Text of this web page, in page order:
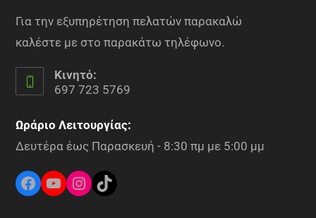
Για την εξυπηρέτηση πελατών παρακαλώ
καλέστε με στο παρακάτω τηλέφωνο.
Κινητό:
697 723 5769
Ωράριο Λειτουργίας:
Δευτέρα έως Παρασκευή - 8:30 πμ με 5:00 μμ